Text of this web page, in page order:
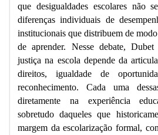
que desigualdades escolares não
diferenças individuais de
institucionais que distribuem de
de aprender. Nesse debate,
justiça na escola depende da
direitos, igualdade de
reconhecimento. Cada uma
diretamente na experiência
sobretudo daqueles que
margem da escolarização formal,